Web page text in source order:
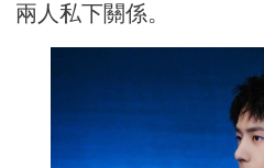
兩人私下關係。